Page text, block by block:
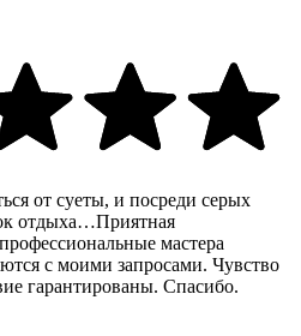
от суеты, и посреди серых
отдыха…Приятная
мастера
с моими запросами. Чувство
гарантированы. Спасибо.